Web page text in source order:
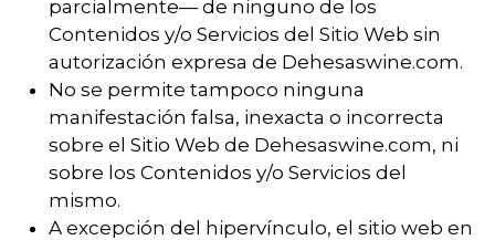
parcialmente— de ninguno de los
Contenidos y/o Servicios del Sitio Web sin
autorización expresa de Dehesaswine.com.
No se permite tampoco ninguna
manifestación falsa, inexacta o incorrecta
sobre el Sitio Web de Dehesaswine.com, ni
sobre los Contenidos y/o Servicios del
mismo.
A excepción del hipervínculo, el sitio web en